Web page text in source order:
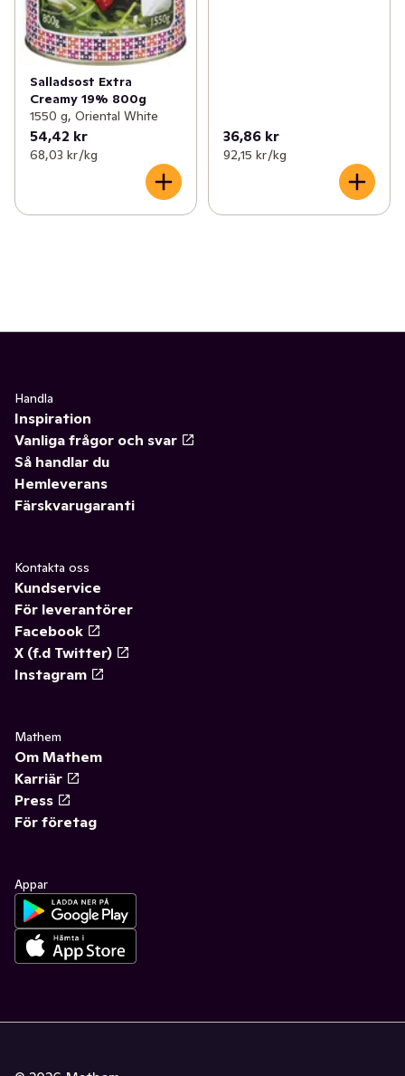
Salladsost Extra
Creamy 19% 800g
1550 g, Oriental White
54,42 kr
68,03 kr /kg
36,86 kr
92,15 kr /kg
Handla
Inspiration
Vanliga frågor och svar
Så handlar du
Hemleverans
Färskvarugaranti
Kontakta oss
Kundservice
För leverantörer
Facebook
X (f.d Twitter)
Instagram
Mathem
Om Mathem
Karriär
Press
För företag
Appar